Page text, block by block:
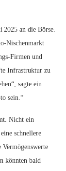
2025 an die Börse.
und
Infrastruktur zu
sagte ein
sein.“
Nicht ein
schnellere
könnten bald